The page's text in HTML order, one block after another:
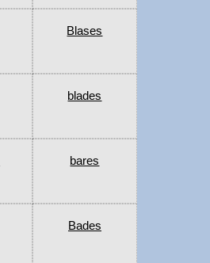
Blases
blades
bares
Bades